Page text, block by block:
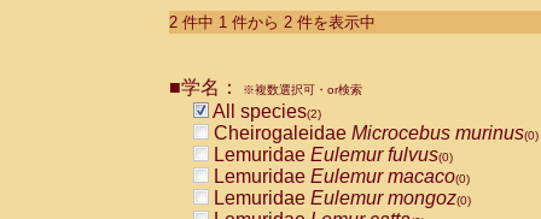
AtelidaeAlouatta fusca
AtelidaeAlouatta seniculus
AtelidaeAteles belzebuth
AtelidaeAteles geoffroyi
AtelidaeAteles paniscus(0)
AtelidaeAtelesspp. (0)
AtelidaeLagothrix lagothricha
AtelidaeLagothrix lagothricha cana
PitheciidaeCacajao calvus
2 件中 1 件から 2 件を表示中
■学名： ※複数選択可・or検索
All species(2)
Cheirogaleidae Microcebus murinus(0)
Lemuridae Eulemur fulvus(0)
Lemuridae Eulemur macaco(0)
Lemuridae Eulemur mongoz(0)